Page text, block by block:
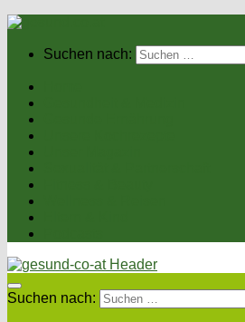
Suchen nach:
Suchen nach: